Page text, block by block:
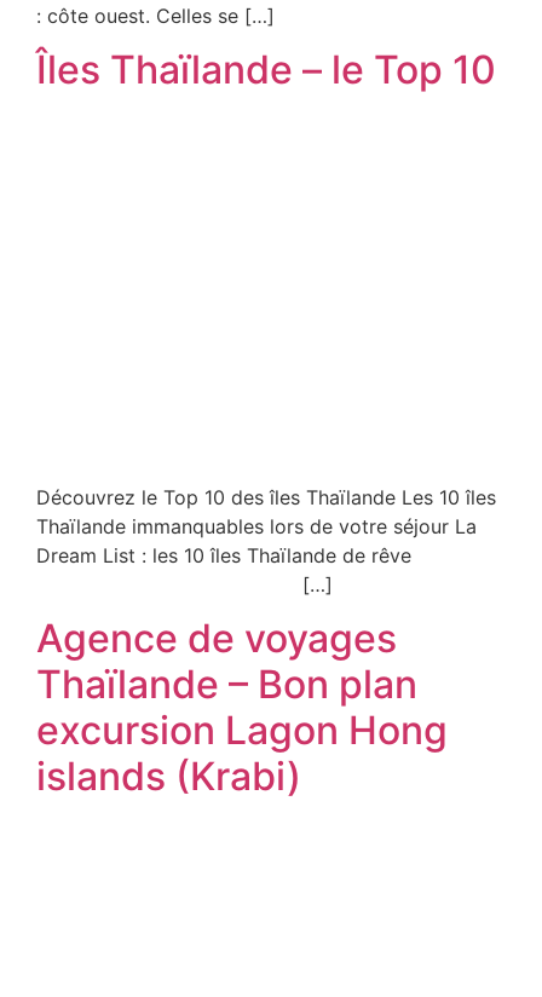
: côte ouest. Celles se […]
Îles Thaïlande – le Top 10
Découvrez le Top 10 des îles Thaïlande Les 10 îles
Thaïlande immanquables lors de votre séjour La
Dream List : les 10 îles Thaïlande de rêve
[…]
Agence de voyages
Thaïlande – Bon plan
excursion Lagon Hong
islands (Krabi)